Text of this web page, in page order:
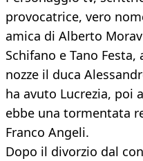
provocatrice, vero
amica di Alberto
Schifano e Tano
nozze il duca
ha avuto Lucrezia, poi
ebbe una tormentata
Franco Angeli.
Dopo il divorzio dal